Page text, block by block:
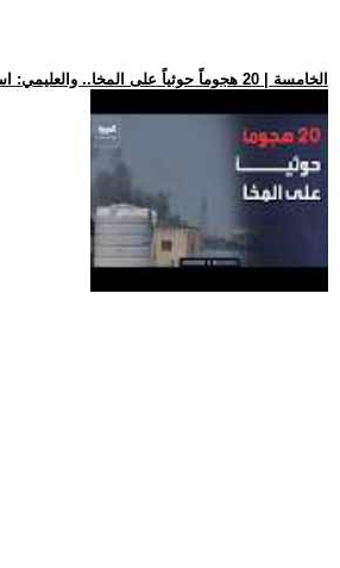
.. الخامسة | 20 هجوماً حوثياً على المخا.. والعليمي: استهداف الم